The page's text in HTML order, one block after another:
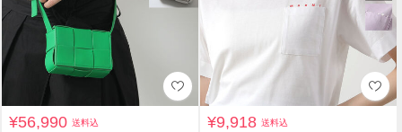
¥56,990送料込 ¥9,918送料込